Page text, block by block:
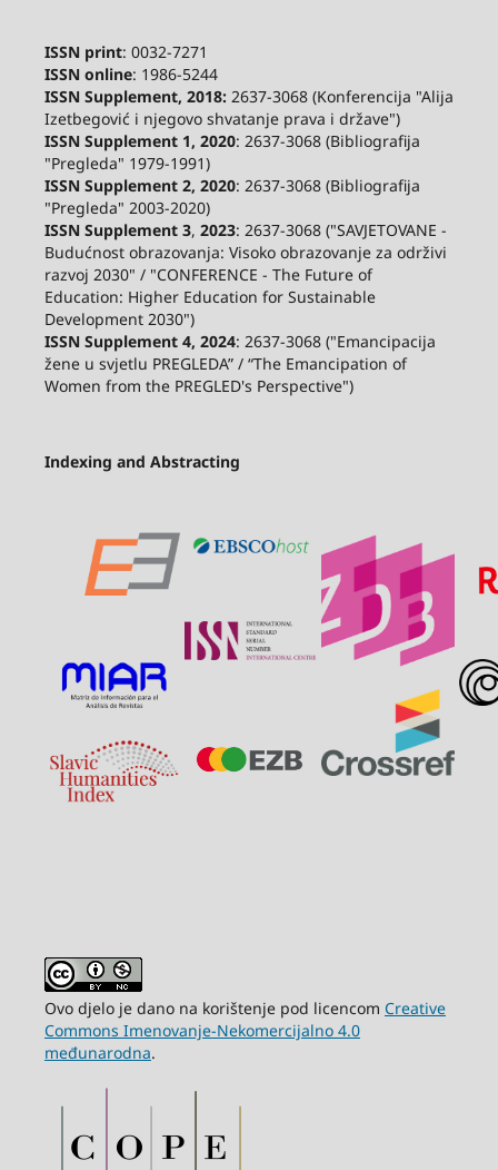
ISSN print: 0032-7271
ISSN online: 1986-5244
ISSN Supplement, 2018:2637-3068 (Konferencija "Alija
Izetbegović i njegovo shvatanje prava i države")
ISSN Supplement 1, 2020: 2637-3068 (Bibliografija
"Pregleda" 1979-1991)
ISSN Supplement 2, 2020: 2637-3068 (Bibliografija
"Pregleda" 2003-2020)
ISSN Supplement 3, 2023: 2637-3068 ("SAVJETOVANE -
Budućnost obrazovanja: Visoko obrazovanje za održivi
razvoj 2030" / "CONFERENCE - The Future of
Education: Higher Education for Sustainable
Development 2030")
ISSN Supplement 4, 2024: 2637-3068 ("Emancipacija
žene u svjetlu PREGLEDA” / “The Emancipation of
Women from the PREGLED's Perspective")
Indexing and Abstracting
Ovo djelo je dano na korištenje pod licencom Creative
Commons Imenovanje-Nekomercijalno 4.0
međunarodna.